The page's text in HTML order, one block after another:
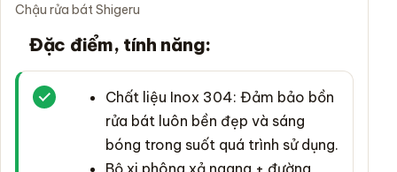
Chậu rửa bát Shigeru
Đặc điểm, tính năng:
Chất liệu Inox 304: Đảm bảo bồn
rửa bát luôn bền đẹp và sáng
bóng trong suốt quá trình sử dụng.
Bộ xi phông xả ngang + đường